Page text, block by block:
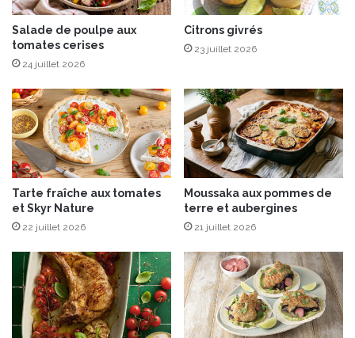
p
i
c
é
é
r
é
i
v
e
n
t
é
p
a
r
D
C
Salade de poulpe aux
tomates cerises
24 juillet 2026
Citrons givrés
23 juillet 2026
Tarte fraîche aux tomates
et Skyr Nature
22 juillet 2026
Moussaka aux pommes de
terre et aubergines
21 juillet 2026